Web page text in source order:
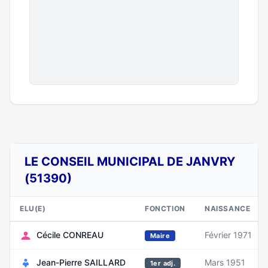
LE CONSEIL MUNICIPAL DE JANVRY
(51390)
ELU(E) FONCTION NAISSANCE
Cécile CONREAU Maire Février 1971
Jean-Pierre SAILLARD 1er adj. Mars 1951